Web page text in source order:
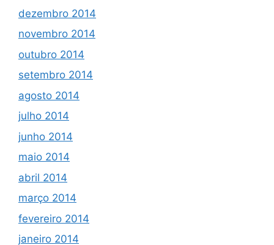
dezembro 2014
novembro 2014
outubro 2014
setembro 2014
agosto 2014
julho 2014
junho 2014
maio 2014
abril 2014
março 2014
fevereiro 2014
janeiro 2014